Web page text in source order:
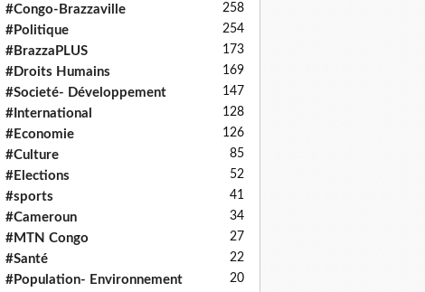
#Congo-Brazzaville 258
#Politique 254
#BrazzaPLUS 173
#Droits Humains 169
#Societé- Développement 147
#International 128
#Economie 126
#Culture 85
#Elections 52
#sports 41
#Cameroun 34
#MTN Congo 27
#Santé 22
#Population- Environnement 20